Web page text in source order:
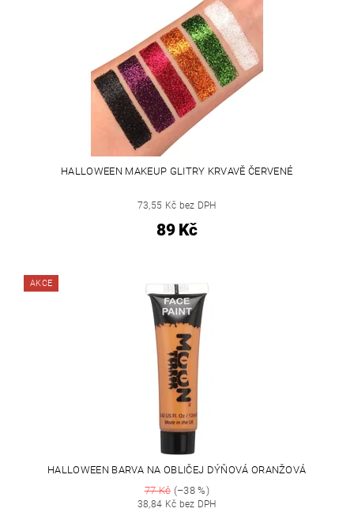
HALLOWEEN MAKEUP GLITRY KRVAVĚ ČERVENÉ
73,55 Kč bez DPH
89 Kč
AKCE
HALLOWEEN BARVA NA OBLIČEJ DÝŇOVÁ ORANŽOVÁ
77 Kč(–38 %)
38,84 Kč bez DPH